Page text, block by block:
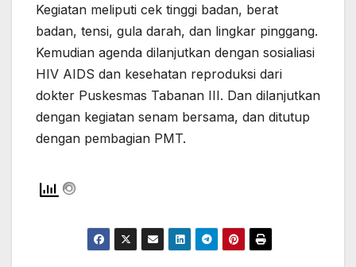
Kegiatan meliputi cek tinggi badan, berat
badan, tensi, gula darah, dan lingkar pinggang.
Kemudian agenda dilanjutkan dengan sosialiasi
HIV AIDS dan kesehatan reproduksi dari
dokter Puskesmas Tabanan III. Dan dilanjutkan
dengan kegiatan senam bersama, dan ditutup
dengan pembagian PMT.